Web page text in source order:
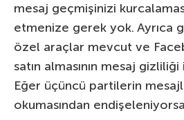
mesaj geçmişinizi
etmenize gerek yok. Ayrıca
özel araçlar mevcut ve
satın almasının mesaj
Eğer üçüncü partilerin
okumasından